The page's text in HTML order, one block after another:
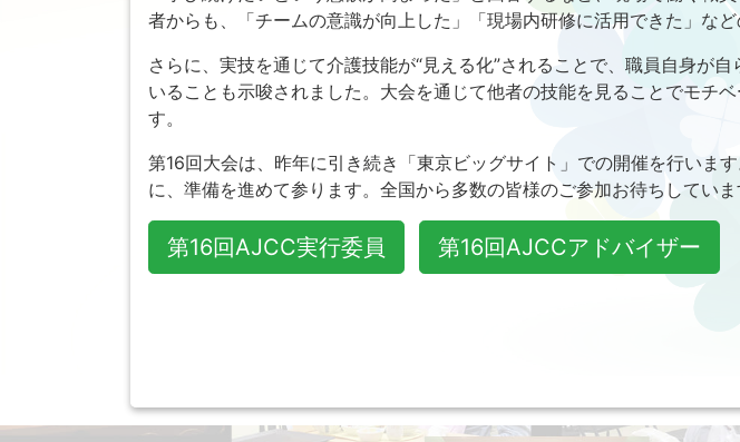
者からも、「チームの意識が向上した」「現場内研修に活用できた」など
さらに、実技を通じて介護技能が“見える化”されることで、職員自身が
いることも示唆されました。大会を通じて他者の技能を見ることでモチ
す。
第16回大会は、昨年に引き続き「東京ビッグサイト」での開催を行いま
に、準備を進めて参ります。全国から多数の皆様のご参加お待ちしていま
第16回AJCC実行委員 第16回AJCCアドバイザー